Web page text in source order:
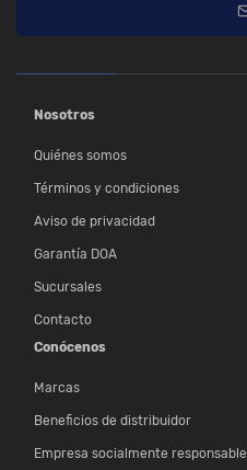
Nosotros
Quiénes somos
Términos y condiciones
Aviso de privacidad
Garantía DOA
Sucursales
Contacto
Conócenos
Marcas
Beneficios de distribuidor
Empresa socialmente responsable